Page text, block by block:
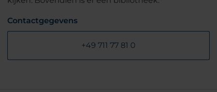
Contactgegevens
+49 711 77 81 0